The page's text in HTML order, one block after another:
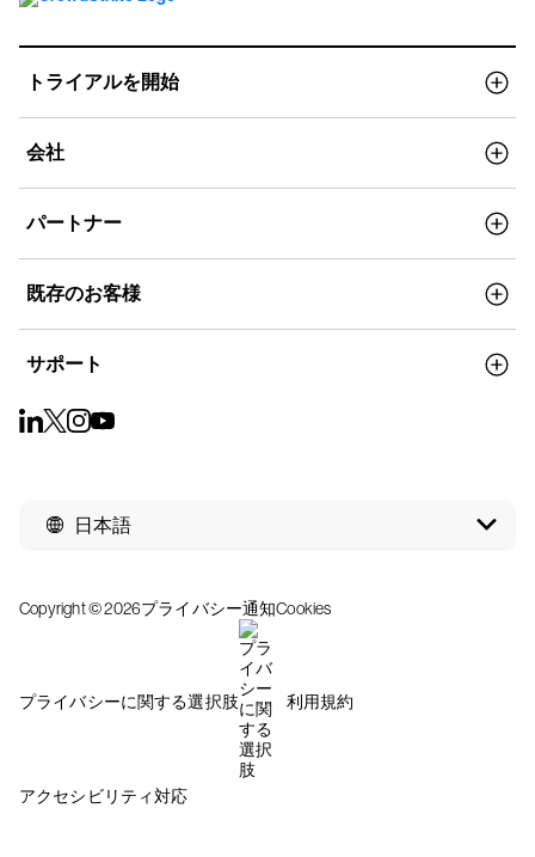
トライアルを開始
会社
パートナー
既存のお客様
サポート
日本語
Copyright © 2026プライバシー通知Cookies
プライバシーに関する選択肢 利用規約
アクセシビリティ対応